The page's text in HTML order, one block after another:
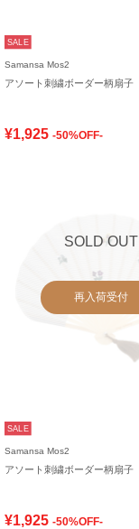
SALE
Samansa Mos2
アソート刺繍ボーダー柄扇子
¥1,925 -50%OFF-
SOLD OUT
再入荷受付
SALE
Samansa Mos2
アソート刺繍ボーダー柄扇子
¥1,925 -50%OFF-